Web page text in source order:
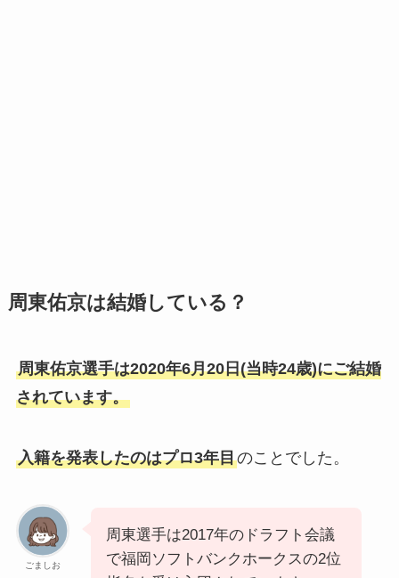
周東佑京は結婚している？
周東佑京選手は2020年6月20日(当時24歳)にご結婚
されています。
入籍を発表したのはプロ3年目のことでした。
ごましお
周東選手は2017年のドラフト会議
で福岡ソフトバンクホークスの2位